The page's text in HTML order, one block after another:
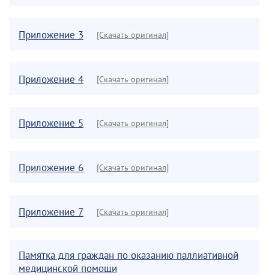
Приложение 3 [Скачать оригинал]
Приложение 4 [Скачать оригинал]
Приложение 5 [Скачать оригинал]
Приложение 6 [Скачать оригинал]
Приложение 7 [Скачать оригинал]
Памятка для граждан по оказанию паллиативной
медицинской помощи